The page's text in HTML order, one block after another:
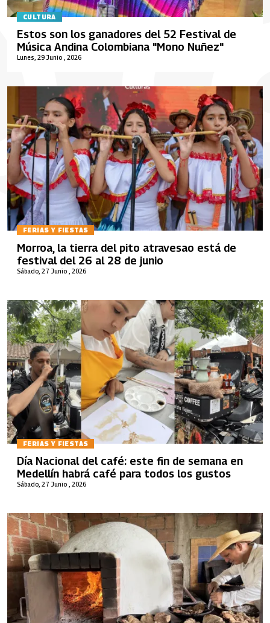
CULTURA
Lunes, 29 Junio , 2026
Estos son los ganadores del 52 Festival de
Música Andina Colombiana "Mono Nuñez"
FERIAS Y FIESTAS
Sábado, 27 Junio , 2026
Morroa, la tierra del pito atravesao está de
festival del 26 al 28 de junio
FERIAS Y FIESTAS
Sábado, 27 Junio , 2026
Día Nacional del café: este fin de semana en
Medellín habrá café para todos los gustos